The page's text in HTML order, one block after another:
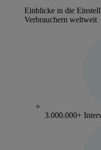
Einblicke in die
Verbrauchern weltweit
3.000.000+